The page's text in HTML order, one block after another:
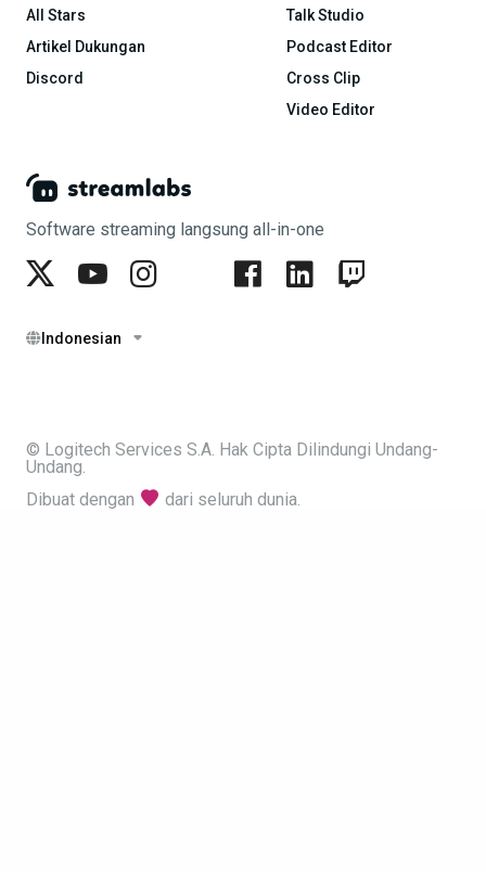
Software streaming langsung all-in-one
Indonesian
All Stars
Artikel Dukungan
Discord
Talk Studio
Podcast Editor
Cross Clip
Video Editor
© Logitech Services S.A. Hak Cipta Dilindungi Undang-
Undang.
Dibuat dengan
dari seluruh dunia.